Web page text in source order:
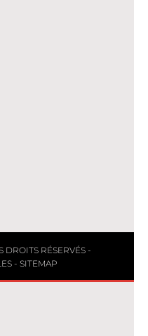
DROITS RÉSERVÉS -
- SITEMAP